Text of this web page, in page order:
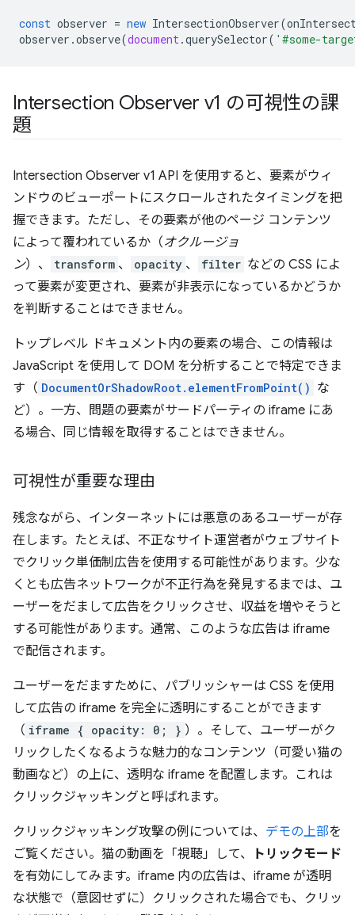
const observer = new IntersectionObserver(
observer .observe(document.querySelector( '#some-
Intersection Observer v1 の可視性の課
題
Intersection Observer v1 API を使用すると、要素がウィ
ンドウのビューポートにスクロールされたタイミングを把
握できます。ただし、その要素が他のページ コンテンツ
によって覆われているか（オクルージョ
ン）、 transform 、 opacity 、 filter などの CSS によ
って要素が変更され、要素が非表示になっているかどうか
を判断することはできません。
トップレベル ドキュメント内の要素の場合、この情報は
JavaScript を使用して DOM を分析することで特定できま
す（ DocumentOrShadowRoot.elementFromPoint() な
ど）。一方、問題の要素がサードパーティの iframe にあ
る場合、同じ情報を取得することはできません。
可視性が重要な理由
残念ながら、インターネットには悪意のあるユーザーが存
在します。たとえば、不正なサイト運営者がウェブサイト
でクリック単価制広告を使用する可能性があります。少な
くとも広告ネットワークが不正行為を発見するまでは、ユ
ーザーをだまして広告をクリックさせ、収益を増やそうと
する可能性があります。通常、このような広告は iframe
で配信されます。
ユーザーをだますために、パブリッシャーは CSS を使用
して広告の iframe を完全に透明にすることができます
（ iframe { opacity: 0; } ）。そして、ユーザーがク
リックしたくなるような魅力的なコンテンツ（可愛い猫の
動画など）の上に、透明な iframe を配置します。これは
クリックジャッキングと呼ばれます。
クリックジャッキング攻撃の例については、 デモの上部を
ご覧ください。猫の動画を「視聴」して、
トリックモード
を有効にしてみます。iframe 内の広告は、iframe が透明
な状態で（意図せずに）クリックされた場合でも、クリッ